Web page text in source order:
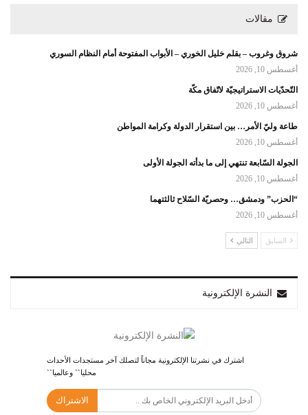
مقالات
شروق وغروب – بقلم خليل الخوري – الأبواب المفتوحة أمام النظام السوري
أغسطس 10, 2026
التّحدّيات الاستراتيجيّة لاتّفاق مكّة
أغسطس 10, 2026
طاعة وليّ الأمر… بين استقرار الدولة وكرامة المواطن
أغسطس 10, 2026
الجولة السّابعة تنتهي إلى ما بدأته الجولة الأولى
أغسطس 10, 2026
“الحزب” ودمشق… وحصريّة السّلاح ثالثتهما
أغسطس 10, 2026
السابق التالي
النشرة الإلكترونية
اشترك في نشرتنا الإلكترونية مجاناً لتصلك آخر مستجدات الأحداث
محليا`` وعالميا``
الاشتراك